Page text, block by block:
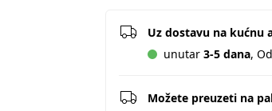
Uz dostavu na kućnu
unutar 3-5 dana,
Možete preuzeti na